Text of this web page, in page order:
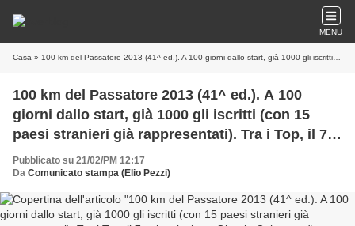
MENU
Casa » 100 km del Passatore 2013 (41^ ed.). A 100 giorni dallo start, già 1000 gli iscritti (con 15 paesi stranieri già rappresentati). Tra i Top, il 7 volte vincitore Giorgio Calcaterra
100 km del Passatore 2013 (41^ ed.). A 100
giorni dallo start, già 1000 gli iscritti (con 15
paesi stranieri già rappresentati). Tra i Top, il 7
volte vincitore Giorgio Calcaterra
Pubblicato su 21/02/PM 12:17
Da Comunicato stampa (Elio Pezzi)